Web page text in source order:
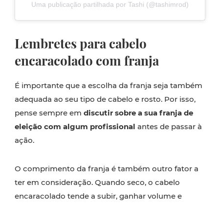
Uma publicação partilhada por Tashi (@tashimrod)
Lembretes para cabelo
encaracolado com franja
É importante que a escolha da franja seja também
adequada ao seu tipo de cabelo e rosto. Por isso,
pense sempre em discutir sobre a sua franja de
eleição com algum profissional antes de passar à
ação.
O comprimento da franja é também outro fator a
ter em consideração. Quando seco, o cabelo
encaracolado tende a subir, ganhar volume e